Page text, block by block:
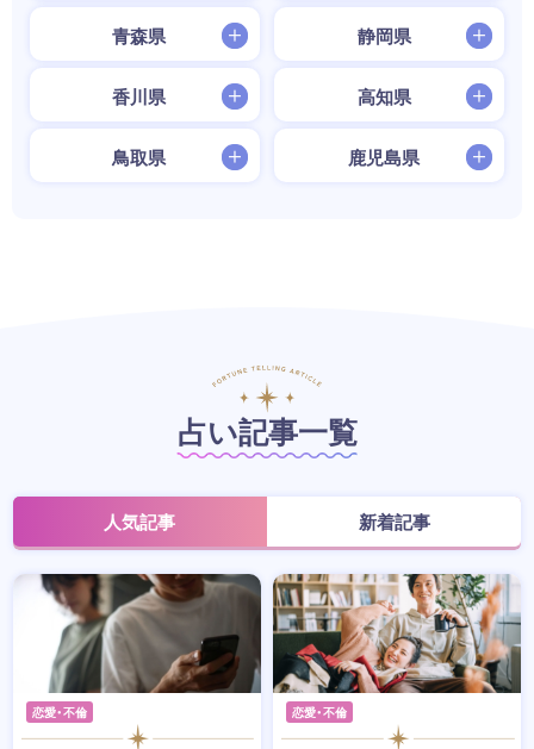
青森県 静岡県
香川県 高知県
鳥取県 鹿児島県
占い記事一覧
人気記事 新着記事
恋愛・不倫 恋愛・不倫